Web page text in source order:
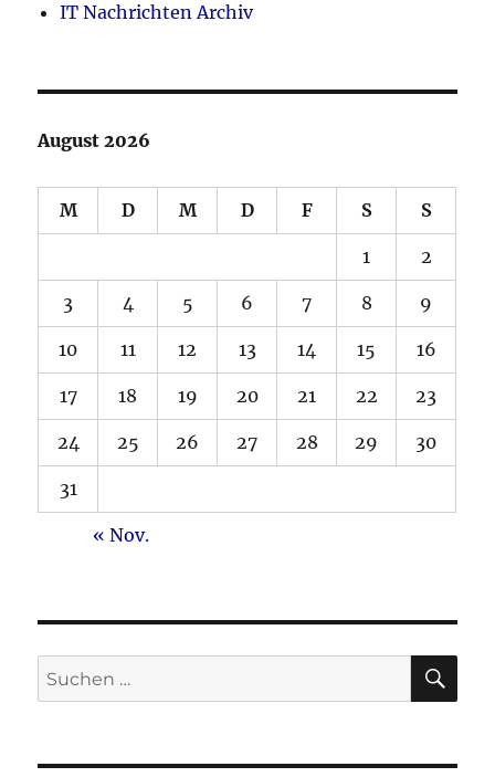
IT Nachrichten Archiv
August 2026
M D M D F S S
1 2
3 4 5 6 7 8 9
10 11 12 13 14 15 16
17 18 19 20 21 22 23
24 25 26 27 28 29 30
31
« Nov.
Suche
nach: